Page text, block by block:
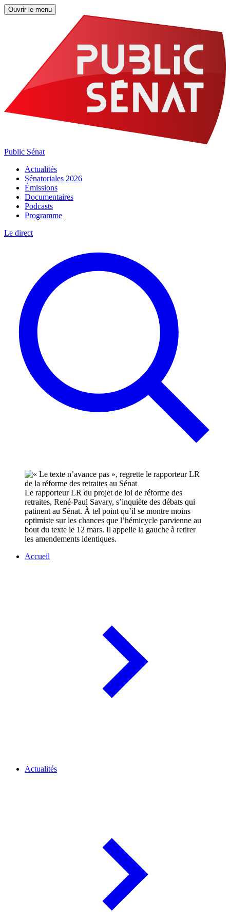
Ouvrir le menu
Public Sénat
Actualités
Sénatoriales 2026
Émissions
Documentaires
Podcasts
Programme
Le direct
Le rapporteur LR du projet de loi de réforme des
retraites, René-Paul Savary, s’inquiète des débats qui
patinent au Sénat. À tel point qu’il se montre moins
optimiste sur les chances que l’hémicycle parvienne au
bout du texte le 12 mars. Il appelle la gauche à retirer
les amendements identiques.
Accueil
Actualités